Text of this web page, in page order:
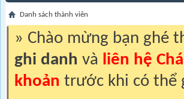
Danh sách thành viên
» Chào mừng bạn ghé
ghi danh và liên hệ
khoản trước khi có thể